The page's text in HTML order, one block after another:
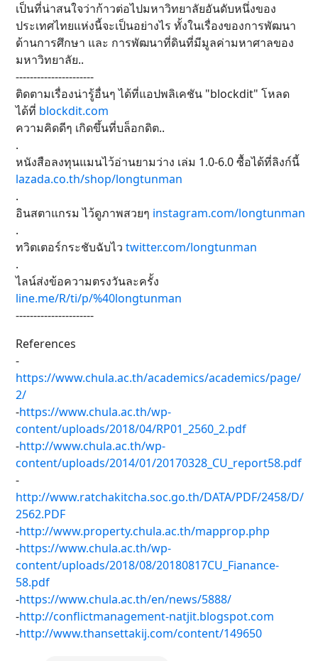
เป็นที่น่าสนใจว่าก้าวต่อไปมหาวิทยาลัยอันดับหนึ่งของ
ประเทศไทยแห่งนี้จะเป็นอย่างไร ทั้งในเรื่องของการพัฒนา
ด้านการศึกษา และ การพัฒนาที่ดินที่มีมูลค่ามหาศาลของ
มหาวิทยาลัย..
----------------------
ติดตามเรื่องน่ารู้อื่นๆ ได้ที่แอปพลิเคชัน "blockdit" โหลด
ได้ที่ blockdit.com
ความคิดดีๆ เกิดขึ้นที่บล็อกดิต..
.
หนังสือลงทุนแมนไว้อ่านยามว่าง เล่ม 1.0-6.0 ซื้อได้ที่ลิงก์นี้
lazada.co.th/shop/longtunman
.
อินสตาแกรม ไว้ดูภาพสวยๆ instagram.com/longtunman
.
ทวิตเตอร์กระชับฉับไว twitter.com/longtunman
.
ไลน์ส่งข้อความตรงวันละครั้ง
line.me/R/ti/p/%40longtunman
----------------------
References
-
https://www.chula.ac.th/academics/academics/page/
2/
-https://www.chula.ac.th/wp-
content/uploads/2018/04/RP01_2560_2.pdf
-http://www.chula.ac.th/wp-
content/uploads/2014/01/20170328_CU_report58.pdf
-
http://www.ratchakitcha.soc.go.th/DATA/PDF/2458/D/
2562.PDF
-http://www.property.chula.ac.th/mapprop.php
-https://www.chula.ac.th/wp-
content/uploads/2018/08/20180817CU_Fianance-
58.pdf
-https://www.chula.ac.th/en/news/5888/
-http://conflictmanagement-natjit.blogspot.com
-http://www.thansettakij.com/content/149650